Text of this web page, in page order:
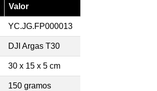
Valor
YC.JG.FP000013
DJI Argas T30
30 x 15 x 5 cm
150 gramos